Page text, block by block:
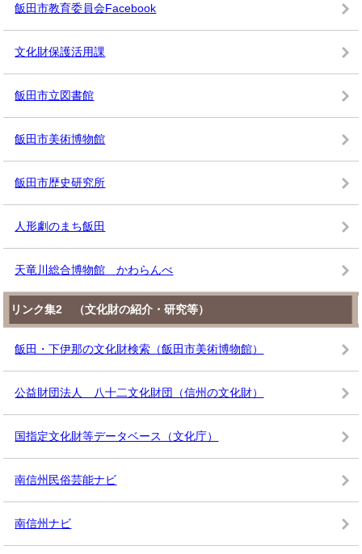
飯田市教育委員会Facebook
文化財保護活用課
飯田市立図書館
飯田市美術博物館
飯田市歴史研究所
人形劇のまち飯田
天竜川総合博物館 かわらんべ
リンク集2 （文化財の紹介・研究等）
飯田・下伊那の文化財検索（飯田市美術博物館）
公益財団法人 八十二文化財団（信州の文化財）
国指定文化財等データベース（文化庁）
南信州民俗芸能ナビ
南信州ナビ